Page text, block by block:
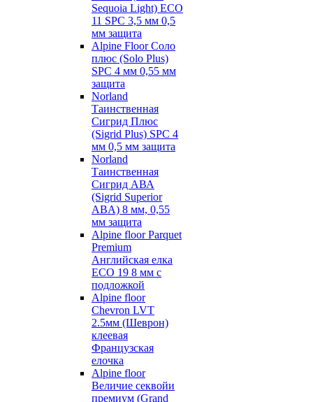
Sequoia Light) ECO
11 SPC 3,5 мм 0,5
мм защита
Alpine Floor Соло
плюс (Solo Plus)
SPC 4 мм 0,55 мм
защита
Norland
Таинственная
Сигрид Плюс
(Sigrid Plus) SPC 4
мм 0,5 мм защита
Norland
Таинственная
Сигрид АВА
(Sigrid Superior
ABA) 8 мм, 0,55
мм защита
Alpine floor Parquet
Premium
Английская елка
ECO 19 8 мм с
подложкой
Alpine floor
Chevron LVT
2.5мм (Шеврон)
клеевая
Французская
елочка
Alpine floor
Величие секвойи
премиум (Grand